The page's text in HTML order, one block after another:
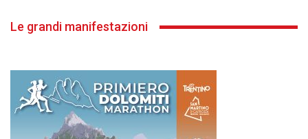
Le grandi manifestazioni